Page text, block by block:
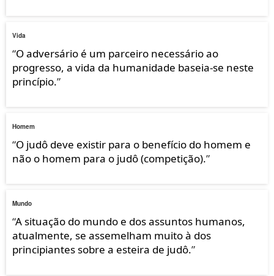
Vida
“O adversário é um parceiro necessário ao
progresso, a vida da humanidade baseia-se neste
princípio.”
Homem
“O judô deve existir para o benefício do homem e
não o homem para o judô (competição).”
Mundo
“A situação do mundo e dos assuntos humanos,
atualmente, se assemelham muito à dos
principiantes sobre a esteira de judô.”